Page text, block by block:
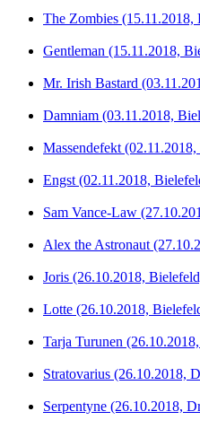
The Zombies (15.11.2018,
Gentleman (15.11.2018,
Mr. Irish Bastard
Damniam (03.11.2018,
Massendefekt
Engst (02.11.2018,
Sam Vance-Law
Alex the Astronaut
Joris (26.10.2018,
Lotte (26.10.2018,
Tarja Turunen
Stratovarius (26.10.2018,
Serpentyne (26.10.2018,